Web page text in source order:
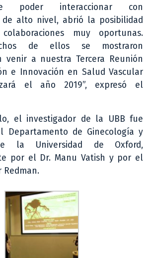
poder interaccionar con
de alto nivel, abrió la posibilidad
muy oportunas.
de ellos se mostraron
venir a nuestra Tercera Reunión
e Innovación en Salud Vascular
el año 2019”, expresó el
el investigador de la UBB fue
Departamento de Ginecología y
la Universidad de Oxford,
por el Dr. Manu Vatish y por el
Redman.